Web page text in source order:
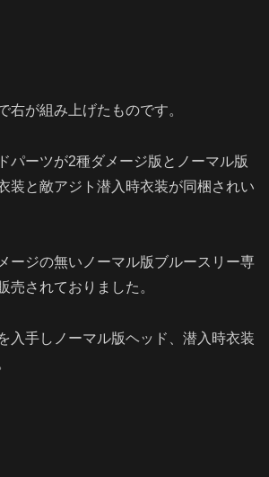
右が組み上げたものです。
パーツが2種ダメージ版とノーマル版
装と敵アジト潜入時衣装が同梱されい
ージの無いノーマル版ブルースリー専
売されておりました。
入手しノーマル版ヘッド、潜入時衣装